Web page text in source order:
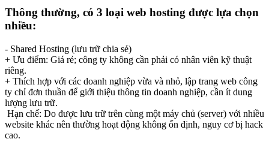
Thông thường, có 3 loại web hosting được lựa chọn
nhiều:
- Shared Hosting (lưu trữ chia sẻ)
+ Ưu điểm: Giá rẻ; công ty không cần phải có nhân viên kỹ thuật
riêng.
+ Thích hợp với các doanh nghiệp vừa và nhỏ, lập trang web công
ty chỉ đơn thuần để giới thiệu thông tin doanh nghiệp, cần ít dung
lượng lưu trữ.
Hạn chế: Do được lưu trữ trên cùng một máy chủ (server) với nhiều
website khác nên thường hoạt động không ổn định, nguy cơ bị hack
cao.